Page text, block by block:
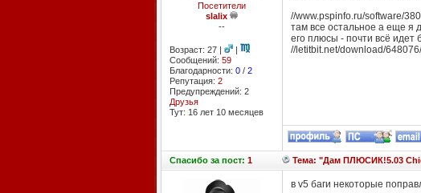
Посетители
slalix
--
Возраст: 27 |
|
Сообщений: 59
Благодарности: 0/ 2
Репутация: 2
Предупреждений: 2
Друзья
Тут: 16 лет 10 месяцев
//www.pspinfo.ru/software/
там все остальное а еще я
его плюсы - почти всё идет
//letitbit.net/download/
Спасибоза пост: 1 Тема: "Дам ПЛЮСИК!5.03
в v5 баги некоторые